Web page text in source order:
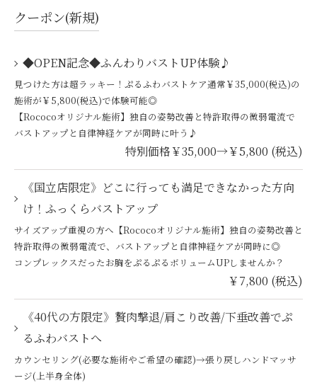
クーポン(新規)
◆OPEN記念◆ふんわりバストUP体験♪
見つけた方は超ラッキー！ぷるふわバストケア通常￥35,000(税込)の
施術が￥5,800(税込)で体験可能◎
【Rococoオリジナル施術】独自の姿勢改善と特許取得の微弱電流で
バストアップと自律神経ケアが同時に叶う♪
特別価格￥35,000→￥5,800 (税込)
《国立店限定》どこに行っても満足できなかった方向
け！ふっくらバストアップ
サイズアップ重視の方へ【Rococoオリジナル施術】独自の姿勢改善と
特許取得の微弱電流で、バストアップと自律神経ケアが同時に◎
コンプレックスだったお胸をぷるぷるボリュームUPしませんか？
￥7,800 (税込)
《40代の方限定》贅肉撃退/肩こり改善/下垂改善でぷ
るふわバストへ
カウンセリング(必要な施術やご希望の確認)→張り戻しハンドマッサ
ージ(上半身全体)